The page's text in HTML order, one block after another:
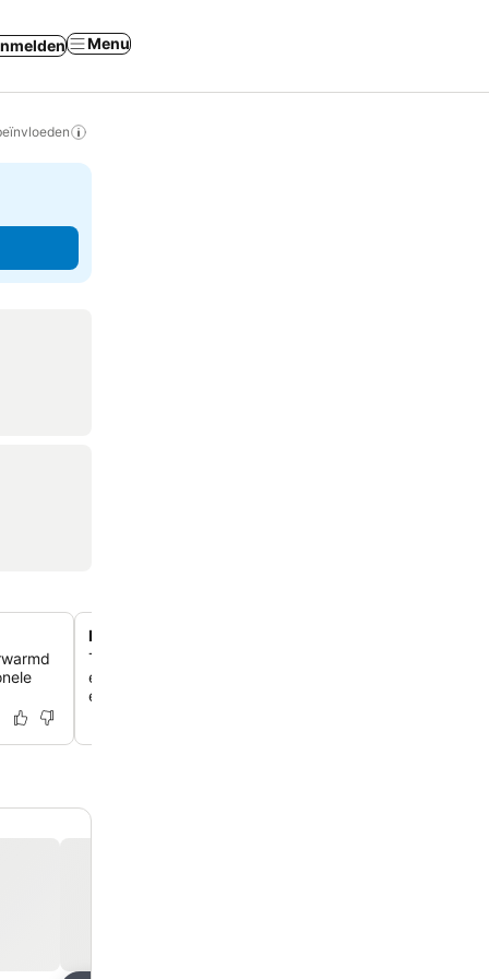
Menu
Privézwembaden in geselecteerde suites
Til je verblijf naar een hoger niveau in de luxere kamers
exclusieve privézwembaden, voor een afgelegen en
ervaring.